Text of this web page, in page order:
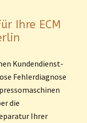
Ihre ECM
Kundendienst-
Fehlerdiagnose
die
Ihrer